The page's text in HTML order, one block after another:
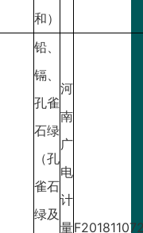
和）
铅、
镉、
孔雀
石绿
（孔
雀石
绿及
河
南
广
电
计
量